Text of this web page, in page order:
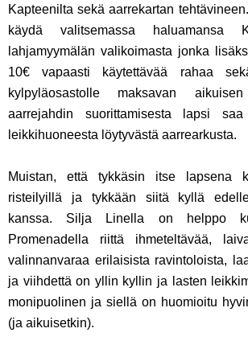
Kapteenilta sekä aarrekartan
käydä valitsemassa haluamansa
lahjamyymälän valikoimasta jonka
10€ vapaasti käytettävää rahaa
kylpyläosastolle maksavan
aarrejahdin suorittamisesta lapsi
leikkihuoneesta löytyvästä aarrearkusta.
Muistan, että tykkäsin itse lapsena
risteilyillä ja tykkään siitä kyllä
kanssa. Silja Linella on helppo
Promenadella riittä ihmeteltävää,
valinnanvaraa erilaisista ravintoloista,
ja viihdettä on yllin kyllin ja lasten
monipuolinen ja siellä on huomioitu
(ja aikuisetkin).